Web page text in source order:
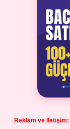
Reklam ve İletişim: